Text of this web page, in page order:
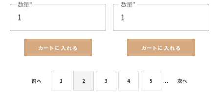
数量
カートに入れる
数量
カートに入れる
前へ 1 2 3 4 5 ... 次へ